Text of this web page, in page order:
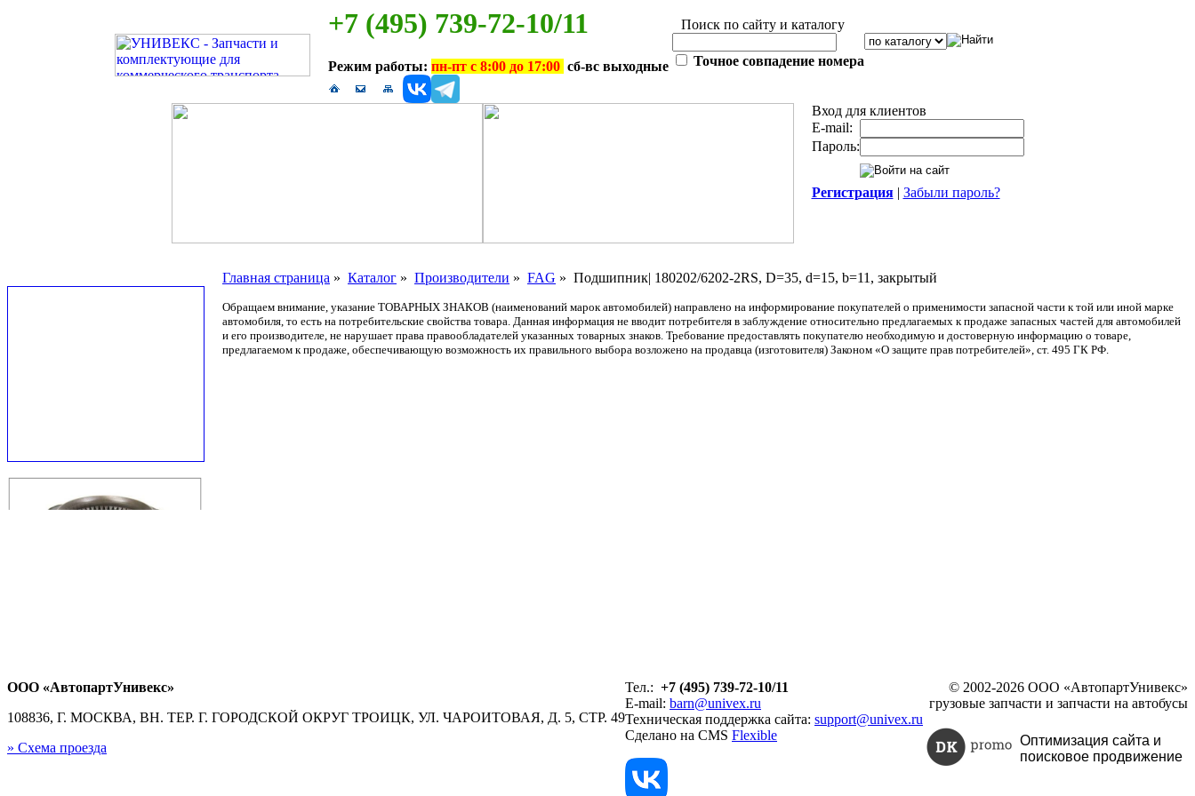
+7 (495) 739-72-10/11
Режим работы: пн-пт с 8:00 до 17:00 сб-вс выходные
Поиск по сайту и каталогу
Точное совпадение номера
Вход для клиентов
E-mail:
Пароль:
Регистрация| Забыли пароль?
Главная страница » Каталог » Производители » FAG » Подшипник| 180202/6202-2RS, D=35, d=15, b=11, закрытый
Обращаем внимание, указание ТОВАРНЫХ ЗНАКОВ (наименований марок автомобилей) направлено на информирование покупателей о применимости запасной части к той или иной марке
автомобиля, то есть на потребительские свойства товара. Данная информация не вводит потребителя в заблуждение относительно предлагаемых к продаже запасных частей для автомобилей
и его производителе, не нарушает права правообладателей указанных товарных знаков. Требование предоставлять покупателю необходимую и достоверную информацию о товаре,
предлагаемом к продаже, обеспечивающую возможность их правильного выбора возложено на продавца (изготовителя) Законом «О защите прав потребителей», ст. 495 ГК РФ.
ООО «АвтопартУнивекс»
108836, Г. МОСКВА, ВН. ТЕР. Г. ГОРОДСКОЙ ОКРУГ ТРОИЦК, УЛ. ЧАРОИТОВАЯ, Д. 5, СТР. 49
» Схема проезда
Тел.: +7 (495) 739-72-10/11
E-mail: barn@univex.ru
Техническая поддержка сайта: support@univex.ru
Сделано на CMS Flexible
© 2002-2026 ООО «АвтопартУнивекс»
грузовые запчасти и запчасти на автобусы
Оптимизация сайта и
поисковое продвижение